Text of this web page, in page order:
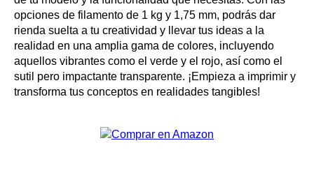
opciones de filamento de 1 kg y 1,75 mm, podrás dar
rienda suelta a tu creatividad y llevar tus ideas a la
realidad en una amplia gama de colores, incluyendo
aquellos vibrantes como el verde y el rojo, así como el
sutil pero impactante transparente. ¡Empieza a imprimir y
transforma tus conceptos en realidades tangibles!